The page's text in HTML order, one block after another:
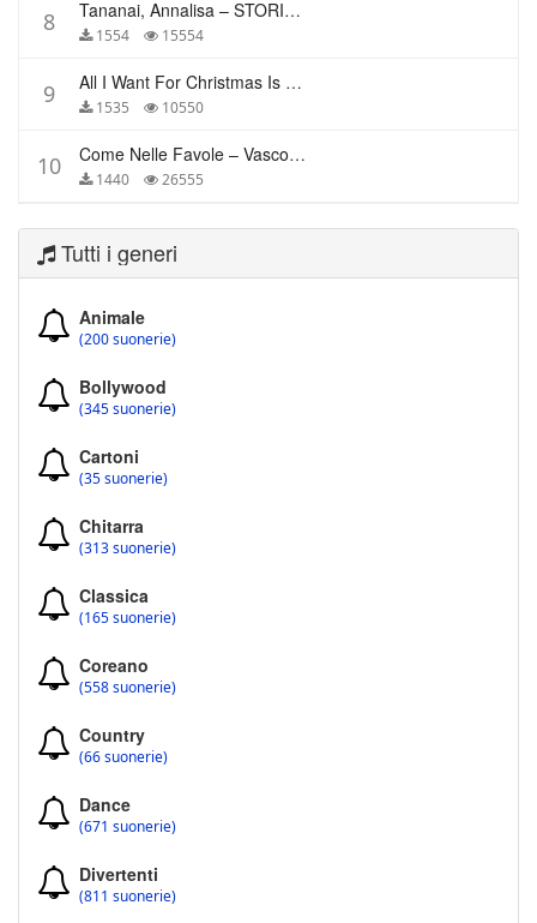
8 Tananai, Annalisa – STORIE BREVI
1554 15554
9 All I Want For Christmas Is You – Mariah Carey
1535 10550
10 Come Nelle Favole – Vasco Rossi
1440 26555
Tutti i generi
Animale
(200 suonerie)
Bollywood
(345 suonerie)
Cartoni
(35 suonerie)
Chitarra
(313 suonerie)
Classica
(165 suonerie)
Coreano
(558 suonerie)
Country
(66 suonerie)
Dance
(671 suonerie)
Divertenti
(811 suonerie)